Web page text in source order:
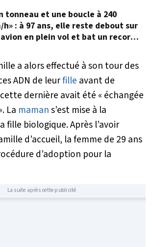
tonneau et une boucle à 240
h» : à 97 ans, elle reste debout sur
en plein vol et bat un record
a alors effectué à son tour des
ADN de leurfille avant de
dernière avait été « échangée
La mamans’est mise à la
fille biologique. Après l’avoir
d’accueil, la femme de 29 ans
d’adoption pour la
La suite après cette publicité